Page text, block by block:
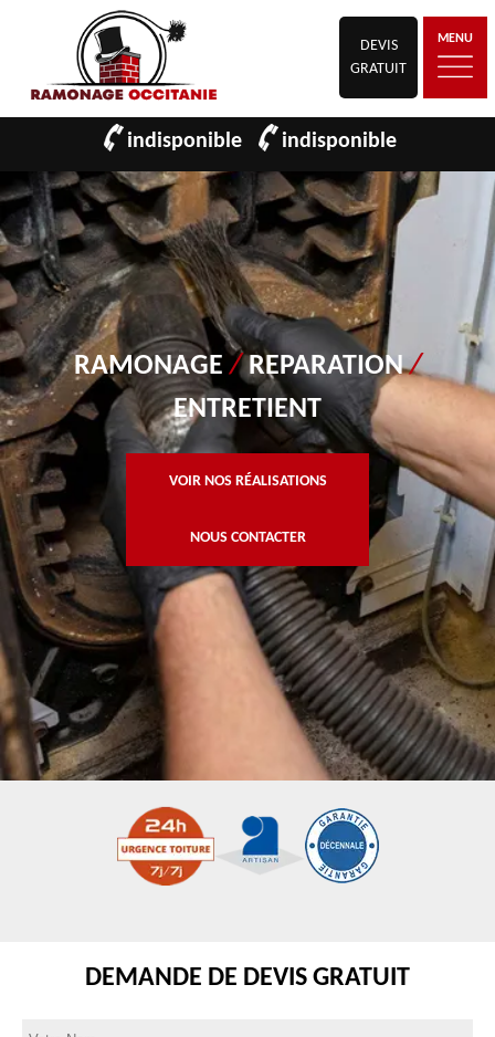
DEVIS
GRATUIT
MENU
indisponible indisponible
RAMONAGE/REPARATION/
ENTRETIENT
VOIR NOS RÉALISATIONS
NOUS CONTACTER
DEMANDE DE DEVIS GRATUIT